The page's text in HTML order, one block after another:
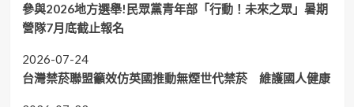
參與2026地方選舉!民眾黨青年部「行動！未來之眾」暑期
營隊7月底截止報名
2026-07-24
台灣禁菸聯盟籲效仿英國推動無煙世代禁菸 維護國人健康